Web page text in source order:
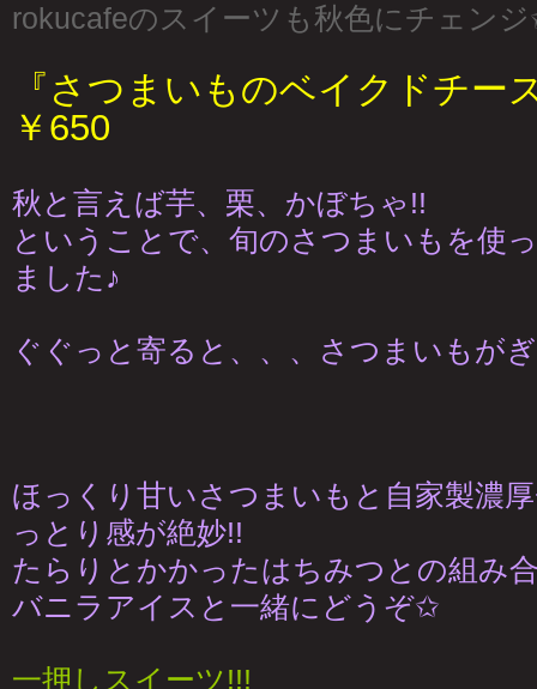
rokucafeのスイーツも秋色にチェン
『さつまいものベイクドチー
￥650
秋と言えば芋、栗、かぼちゃ!!
ということで、旬のさつまいもを使
ました♪
ぐぐっと寄ると、、、さつまいもが
ほっくり甘いさつまいもと自家製濃
っとり感が絶妙!!
たらりとかかったはちみつとの組み
バニラアイスと一緒にどうぞ✩
一押しスイーツ!!!